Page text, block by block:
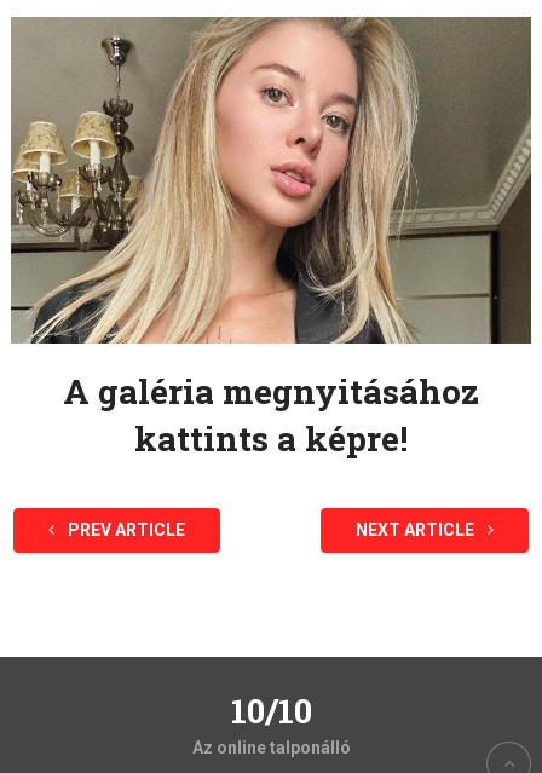
A galéria megnyitásához
kattints a képre!
PREV ARTICLE NEXT ARTICLE
10/10
Az online talponálló